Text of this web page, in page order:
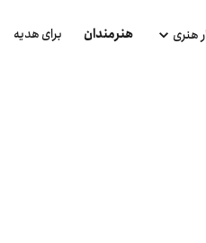
هنری هنرمندان برای هدیه